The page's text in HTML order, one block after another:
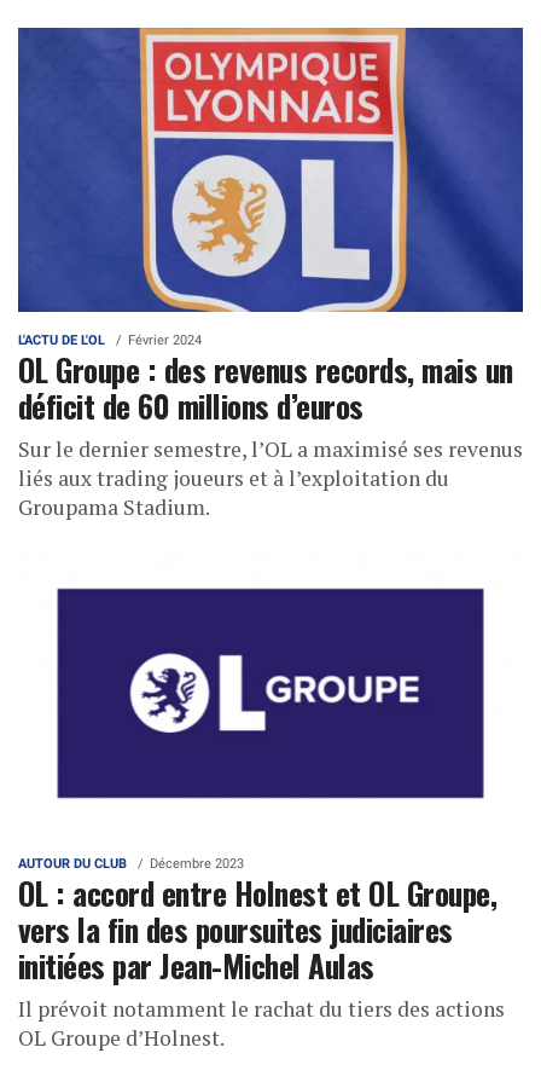
L'ACTU DE L'OL Février 2024
OL Groupe : des revenus records, mais un
déficit de 60 millions d’euros
Sur le dernier semestre, l’OL a maximisé ses revenus
liés aux trading joueurs et à l’exploitation du
Groupama Stadium.
AUTOUR DU CLUB Décembre 2023
OL : accord entre Holnest et OL Groupe,
vers la fin des poursuites judiciaires
initiées par Jean-Michel Aulas
Il prévoit notamment le rachat du tiers des actions
OL Groupe d’Holnest.